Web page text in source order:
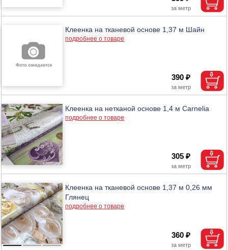
Клеенка на тканевой основе 1,37 м Шайн
подробнее о товаре
390 ₽
Клеенка на нетканой основе 1,4 м Carnelia
подробнее о товаре
305 ₽
Клеенка на тканевой основе 1,37 м 0,26 мм
Глянец
подробнее о товаре
360 ₽